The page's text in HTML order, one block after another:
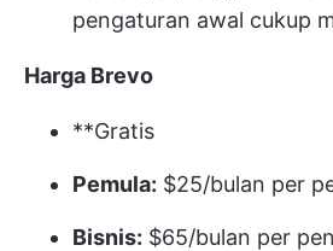
pengaturan awal cukup
Harga Brevo
**Gratis
Pemula: $25/bulan per
Bisnis: $65/bulan per